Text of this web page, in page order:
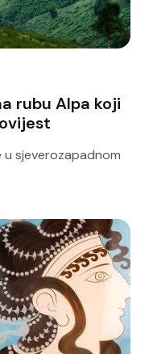
rubu Alpa koji
u sjeverozapadnom